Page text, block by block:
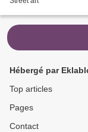
Hébergé par
Top articles
Pages
Contact